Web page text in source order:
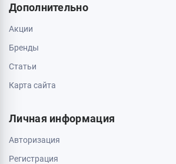
Дополнительно
Акции
Бренды
Статьи
Карта сайта
Личная информация
Авторизация
Регистрация